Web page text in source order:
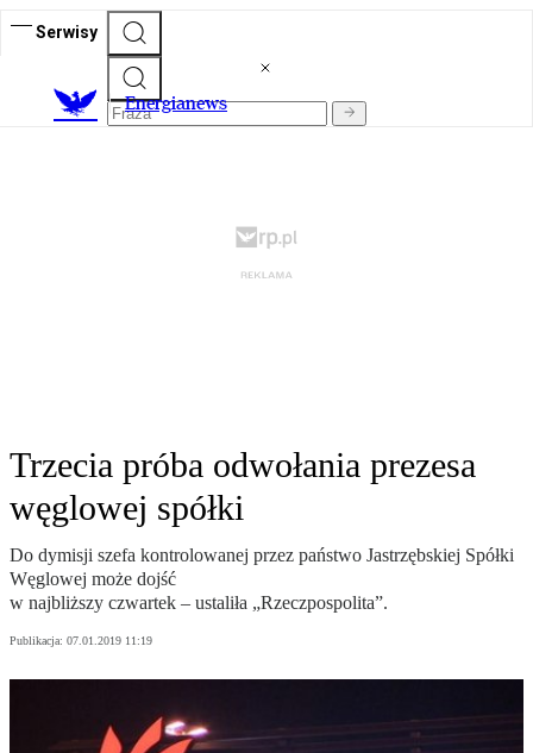
Serwisy
Energianews
Trzecia próba odwołania prezesa
węglowej spółki
Do dymisji szefa kontrolowanej przez państwo Jastrzębskiej Spółki
Węglowej może dojść
w najbliższy czwartek – ustaliła „Rzeczpospolita”.
Publikacja: 07.01.2019 11:19